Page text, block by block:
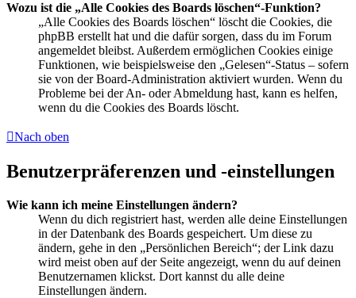
Wozu ist die „Alle Cookies des Boards löschen“-Funktion?
„Alle Cookies des Boards löschen“ löscht die Cookies, die
phpBB erstellt hat und die dafür sorgen, dass du im Forum
angemeldet bleibst. Außerdem ermöglichen Cookies einige
Funktionen, wie beispielsweise den „Gelesen“-Status – sofern
sie von der Board-Administration aktiviert wurden. Wenn du
Probleme bei der An- oder Abmeldung hast, kann es helfen,
wenn du die Cookies des Boards löscht.
Nach oben
Benutzerpräferenzen und -einstellungen
Wie kann ich meine Einstellungen ändern?
Wenn du dich registriert hast, werden alle deine Einstellungen
in der Datenbank des Boards gespeichert. Um diese zu
ändern, gehe in den „Persönlichen Bereich“; der Link dazu
wird meist oben auf der Seite angezeigt, wenn du auf deinen
Benutzernamen klickst. Dort kannst du alle deine
Einstellungen ändern.